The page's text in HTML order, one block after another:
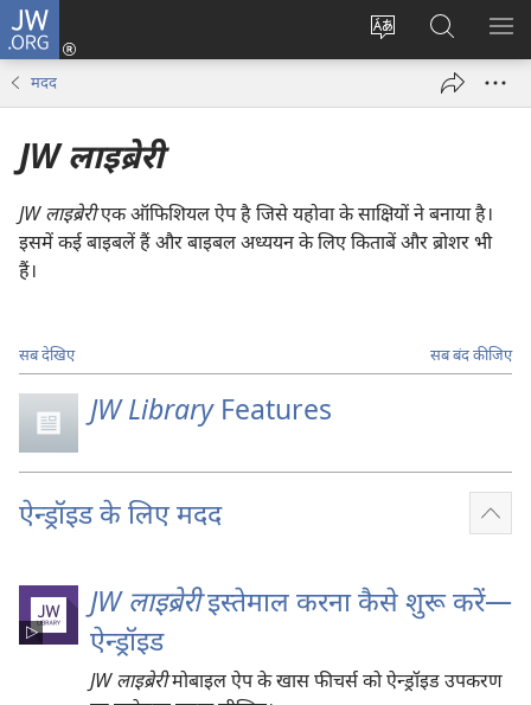
JW.ORG
वेबसाइट
लॉग-
इन
JW.ORG
पर
खोजें
मैन्यू
मदद
JW लाइब्रेरी
JW लाइब्रेरीएक ऑफिशियल ऐप है जिसे यहोवा के साक्षियों ने बनाया है।
इसमें कई बाइबलें हैं और बाइबल अध्ययन के लिए किताबें और ब्रोशर भी
हैं।
सब देखिए सब बंद कीजिए
JW Library Features
ऐन्ड्रॉइड के लिए मदद
JW लाइब्रेरीइस्तेमाल करना कैसे शुरू करें—
ऐन्ड्रॉइड
JW लाइब्रेरीमोबाइल ऐप के खास फीचर्स को ऐन्ड्रॉइड उपकरण